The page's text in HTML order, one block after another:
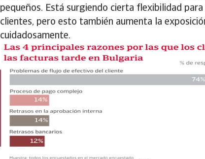
pequeños. Está surgiendo cierta flexibilidad
clientes, pero esto también aumenta la
cuidadosamente.